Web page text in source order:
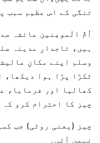
تنگی کے اس عظیم سبب
اُمُّ الْمومِنین عائشہ
ہیں، تاجدارِ مدینہ
وسلم اپنے مکانِ
ٹکڑا پڑا ہوا دیکھا،
کھالیا اور فرمایا،
چیز کا احترام کرو کہ
چیز (یعنی روٹی) جب
نہیں آئی۔